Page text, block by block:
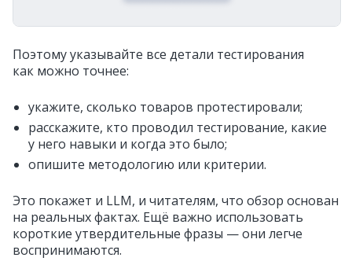
Поэтому указывайте все детали тестирования
как можно точнее:
укажите, сколько товаров протестировали;
расскажите, кто проводил тестирование, какие
у него навыки и когда это было;
опишите методологию или критерии.
Это покажет и LLM, и читателям, что обзор основан
на реальных фактах. Ещё важно использовать
короткие утвердительные фразы — они легче
воспринимаются.